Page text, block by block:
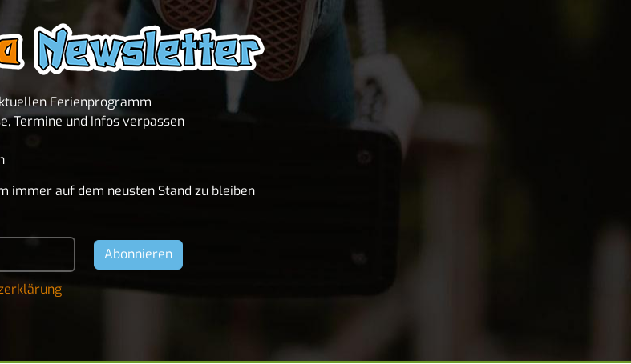
Ferienprogramm
Termine und Infos verpassen
immer auf dem neusten Stand zu bleiben